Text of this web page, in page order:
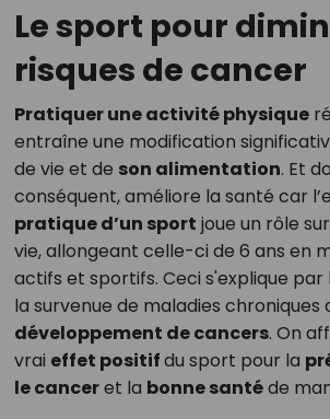
Le sport pour
risques de cancer
Pratiquer une activité physique
entraîne une modification
de vie et de son alimentation. Et
conséquent, améliore la santé car
pratique d’un sport joue un rôle
vie, allongeant celle-ci de 6 ans en
actifs et sportifs. Ceci s'explique par
la survenue de maladies chroniques
développement de cancers. On
vrai effet positifdu sport pour la
le canceret la bonne santéde